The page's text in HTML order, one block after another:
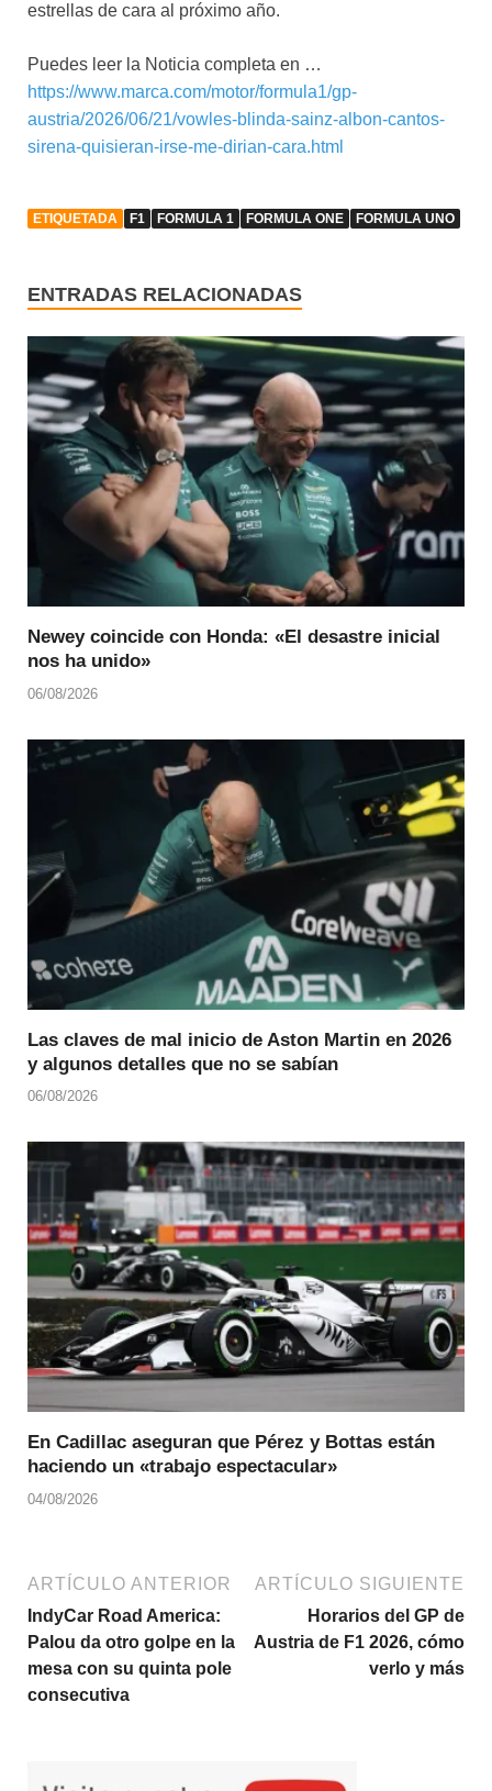
estrellas de cara al próximo año.
Puedes leer la Noticia completa en …
https://www.marca.com/motor/formula1/gp-
austria/2026/06/21/vowles-blinda-sainz-albon-cantos-
sirena-quisieran-irse-me-dirian-cara.html
ETIQUETADA F1 FORMULA 1 FORMULA ONE FORMULA UNO
ENTRADAS RELACIONADAS
Newey coincide con Honda: «El desastre inicial
nos ha unido»
06/08/2026
Las claves de mal inicio de Aston Martin en 2026
y algunos detalles que no se sabían
06/08/2026
En Cadillac aseguran que Pérez y Bottas están
haciendo un «trabajo espectacular»
04/08/2026
ARTÍCULO ANTERIOR
IndyCar Road America:
Palou da otro golpe en la
mesa con su quinta pole
consecutiva
ARTÍCULO SIGUIENTE
Horarios del GP de
Austria de F1 2026, cómo
verlo y más